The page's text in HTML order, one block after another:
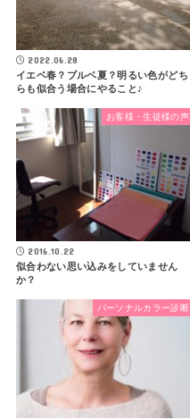
2022.06.28
イエベ春？ブルベ夏？明るい色がどち
らも似合う場合にやること♪
お客様・生徒様の声
2016.10.22
似合わない思い込みをしていません
か？
パーソナルカラー診断